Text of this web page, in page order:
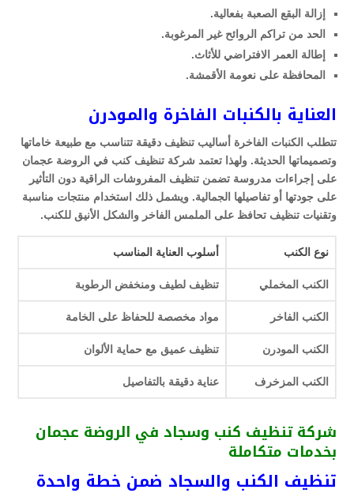
إزالة البقع الصعبة بفعالية.
الحد من تراكم الروائح غير المرغوبة.
إطالة العمر الافتراضي للأثاث.
المحافظة على نعومة الأقمشة.
العناية بالكنبات الفاخرة والمودرن
تتطلب الكنبات الفاخرة أساليب تنظيف دقيقة تتناسب مع طبيعة خاماتها
وتصميماتها الحديثة. ولهذا تعتمد شركة تنظيف كنب في الروضة عجمان
على إجراءات مدروسة تضمن تنظيف المفروشات الراقية دون التأثير
على جودتها أو تفاصيلها الجمالية. ويشمل ذلك استخدام منتجات مناسبة
وتقنيات تنظيف تحافظ على الملمس الفاخر والشكل الأنيق للكنب.
نوع الكنب أسلوب العناية المناسب
الكنب المخملي تنظيف لطيف ومنخفض الرطوبة
الكنب الفاخر مواد مخصصة للحفاظ على الخامة
الكنب المودرن تنظيف عميق مع حماية الألوان
الكنب المزخرف عناية دقيقة بالتفاصيل
شركة تنظيف كنب وسجاد في الروضة عجمان
بخدمات متكاملة
تنظيف الكنب والسجاد ضمن خطة واحدة